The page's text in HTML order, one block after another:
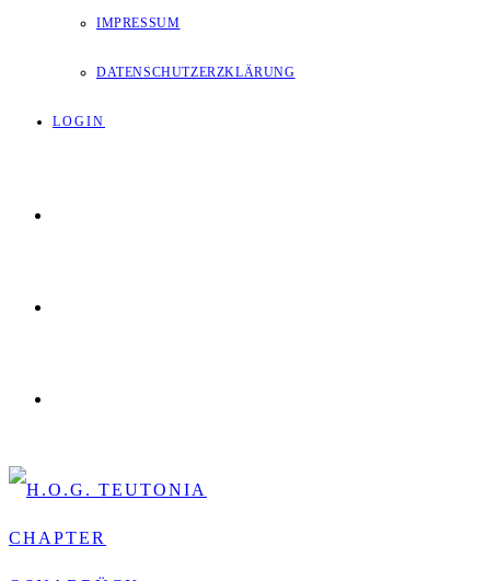
IMPRESSUM
DATENSCHUTZERZKLÄRUNG
LOGIN